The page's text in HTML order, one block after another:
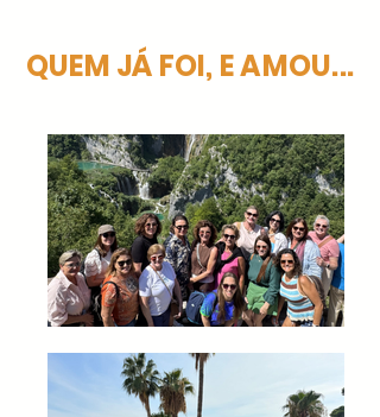
QUEM JÁ FOI, E AMOU...